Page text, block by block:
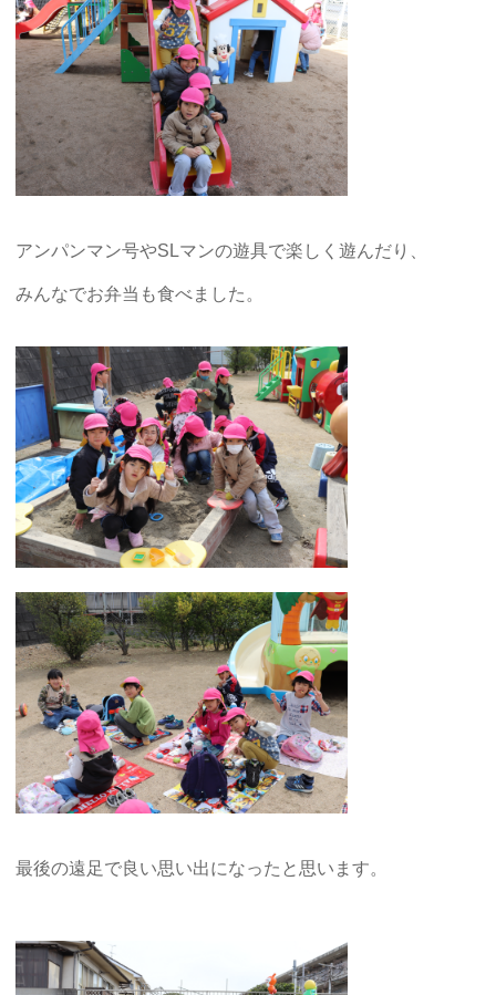
アンパンマン号やSLマンの遊具で楽しく遊んだり、
みんなでお弁当も食べました。
最後の遠足で良い思い出になったと思います。